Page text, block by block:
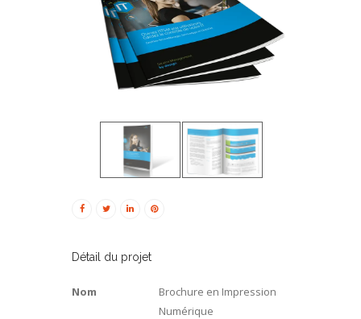
Détail du projet
Nom
Brochure en Impression
Numérique